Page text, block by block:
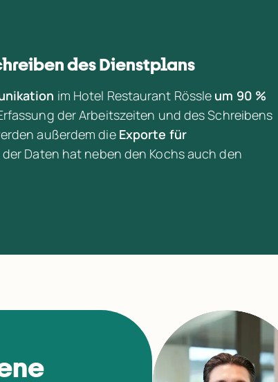
des Dienstplans
im Hotel Restaurant Rössle um 90 %
der Arbeitszeiten und des Schreibens
außerdem die Exporte für
Daten hat neben den Kochs auch den